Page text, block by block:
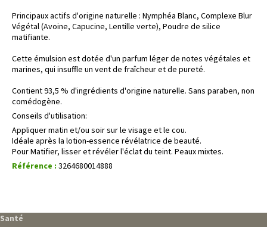
Principaux actifs d'origine naturelle : Nymphéa Blanc, Complexe Blur
Végétal (Avoine, Capucine, Lentille verte), Poudre de silice
matifiante.
Cette émulsion est dotée d'un parfum léger de notes végétales et
marines, qui insuffle un vent de fraîcheur et de pureté.
Contient 93,5 % d'ingrédients d'origine naturelle. Sans paraben, non
comédogène.
Conseils d'utilisation:
Appliquer matin et/ou soir sur le visage et le cou.
Idéale après la lotion-essence révélatrice de beauté.
Pour Matifier, lisser et révéler l'éclat du teint. Peaux mixtes.
Référence : 3264680014888
Santé